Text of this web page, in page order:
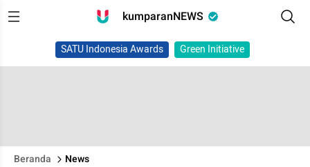
kumparanNEWS
SATU Indonesia Awards Green Initiative
Beranda News